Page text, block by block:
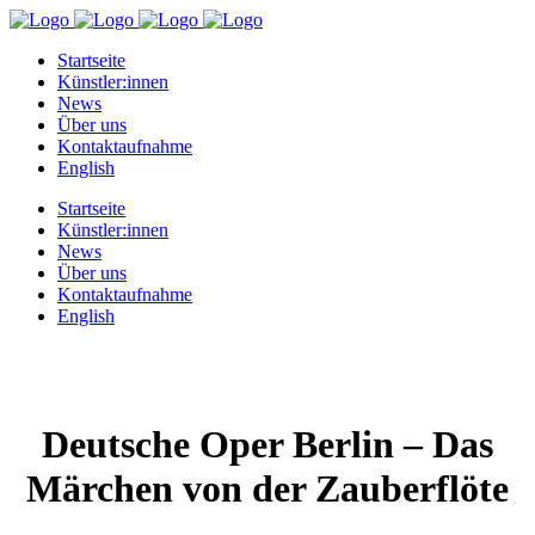
Startseite
Künstler:innen
News
Über uns
Kontaktaufnahme
English
Startseite
Künstler:innen
News
Über uns
Kontaktaufnahme
English
Deutsche Oper Berlin – Das
Märchen von der Zauberflöte